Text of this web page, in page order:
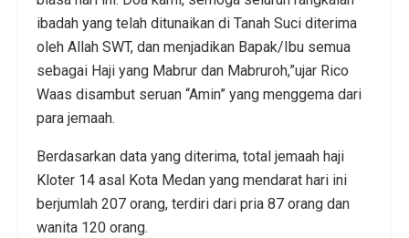
ibadah yang telah ditunaikan di Tanah Suci diterima
oleh Allah SWT, dan menjadikan Bapak/Ibu semua
sebagai Haji yang Mabrur dan Mabruroh,”ujar Rico
Waas disambut seruan “Amin” yang menggema dari
para jemaah.
Berdasarkan data yang diterima, total jemaah haji
Kloter 14 asal Kota Medan yang mendarat hari ini
berjumlah 207 orang, terdiri dari pria 87 orang dan
wanita 120 orang.